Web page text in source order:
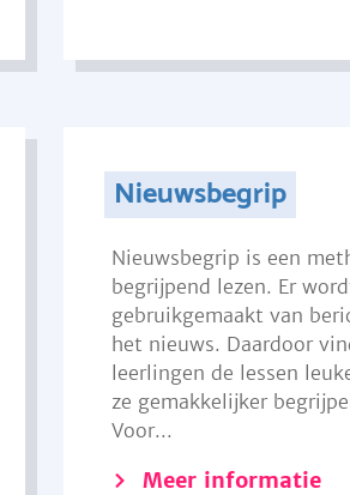
Nieuwsbegrip
Nieuwsbegrip is een
begrijpend lezen. Er
gebruikgemaakt van
het nieuws. Daardoor
leerlingen de lessen
ze gemakkelijker
Voor...
Meer informatie